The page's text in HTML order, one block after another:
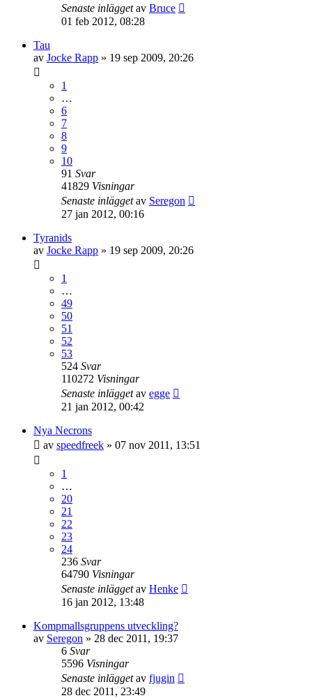
Senaste inläggetav Bruce
01 feb 2012, 08:28
Tau
av Jocke Rapp » 19 sep 2009, 20:26
1
…
6
7
8
9
10
91 Svar
41829 Visningar
Senaste inläggetav Seregon
27 jan 2012, 00:16
Tyranids
av Jocke Rapp » 19 sep 2009, 20:26
1
…
49
50
51
52
53
524 Svar
110272 Visningar
Senaste inläggetav egge
21 jan 2012, 00:42
Nya Necrons
av speedfreek » 07 nov 2011, 13:51
1
…
20
21
22
23
24
236 Svar
64790 Visningar
Senaste inläggetav Henke
16 jan 2012, 13:48
Kompmallsgruppens utveckling?
av Seregon » 28 dec 2011, 19:37
6 Svar
5596 Visningar
Senaste inläggetav fjugin
28 dec 2011, 23:49